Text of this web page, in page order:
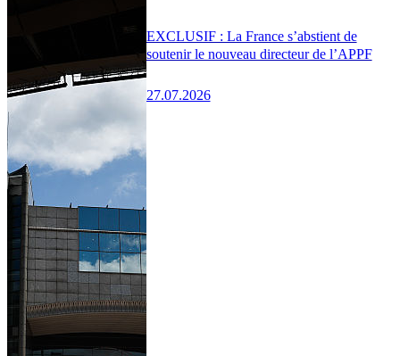
EXCLUSIF : La France s’abstient de
soutenir le nouveau directeur de l’APPF
27.07.2026